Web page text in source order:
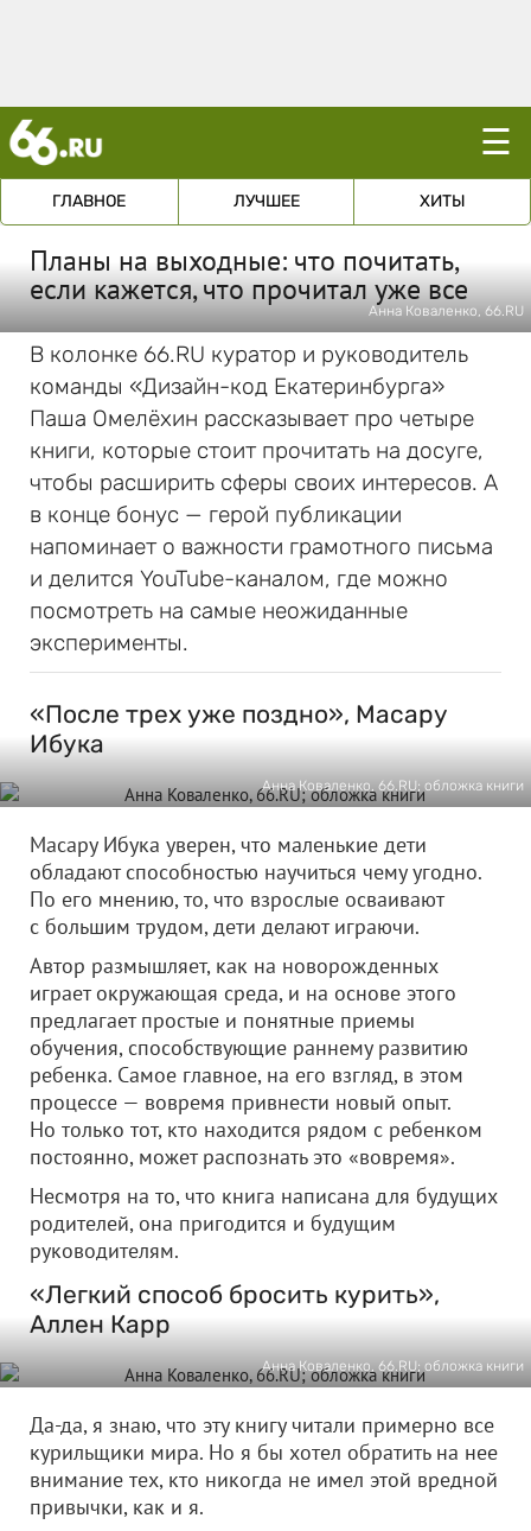
☰
ГЛАВНОЕ ЛУЧШЕЕ ХИТЫ
Планы на выходные: что почитать,
если кажется, что прочитал уже все
Анна Коваленко, 66.RU
В колонке 66.RU куратор и руководитель
команды «Дизайн-код Екатеринбурга»
Паша Омелёхин рассказывает про четыре
книги, которые стоит прочитать на досуге,
чтобы расширить сферы своих интересов. А
в конце бонус — герой публикации
напоминает о важности грамотного письма
и делится YouTube-каналом, где можно
посмотреть на самые неожиданные
эксперименты.
«После трех уже поздно», Масару
Ибука
Анна Коваленко, 66.RU; обложка книги
Масару Ибука уверен, что маленькие дети
обладают способностью научиться чему угодно.
По его мнению, то, что взрослые осваивают
с большим трудом, дети делают играючи.
Автор размышляет, как на новорожденных
играет окружающая среда, и на основе этого
предлагает простые и понятные приемы
обучения, способствующие раннему развитию
ребенка. Самое главное, на его взгляд, в этом
процессе — вовремя привнести новый опыт.
Но только тот, кто находится рядом с ребенком
постоянно, может распознать это «вовремя».
Несмотря на то, что книга написана для будущих
родителей, она пригодится и будущим
руководителям.
«Легкий способ бросить курить»,
Аллен Карр
Анна Коваленко, 66.RU; обложка книги
Да-да, я знаю, что эту книгу читали примерно все
курильщики мира. Но я бы хотел обратить на нее
внимание тех, кто никогда не имел этой вредной
привычки, как и я.